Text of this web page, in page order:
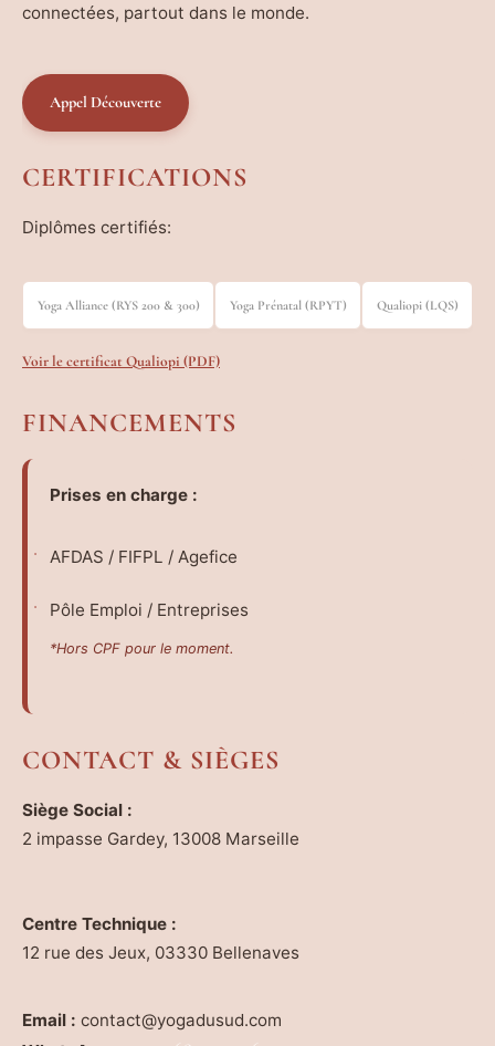
connectées, partout dans le monde.
Appel Découverte
CERTIFICATIONS
Diplômes certifiés:
Yoga Alliance (RYS 200 & 300) Yoga Prénatal (RPYT) Qualiopi (LQS)
Voir le certificat Qualiopi (PDF)
FINANCEMENTS
Prises en charge :
AFDAS / FIFPL / Agefice
Pôle Emploi / Entreprises
*Hors CPF pour le moment.
CONTACT & SIÈGES
Siège Social :
2 impasse Gardey, 13008 Marseille
Centre Technique :
12 rue des Jeux, 03330 Bellenaves
Email : contact@yogadusud.com